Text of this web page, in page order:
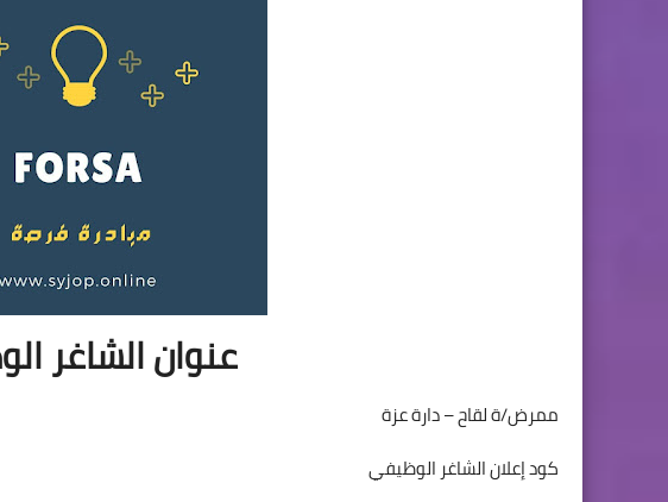
عنوان الشاغر
ممرض/ة لقاح – دارة عزة
كود إعلان الشاغر الوظيفي